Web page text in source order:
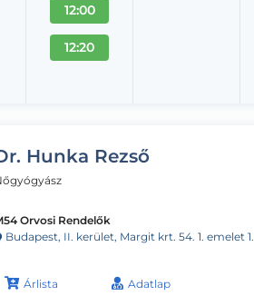
12:00
12:20
Hunka Rezső
Orvosi Rendelők
Budapest, II. kerület, Margit krt. 54. 1. emelet 1.
Árlista Adatlap